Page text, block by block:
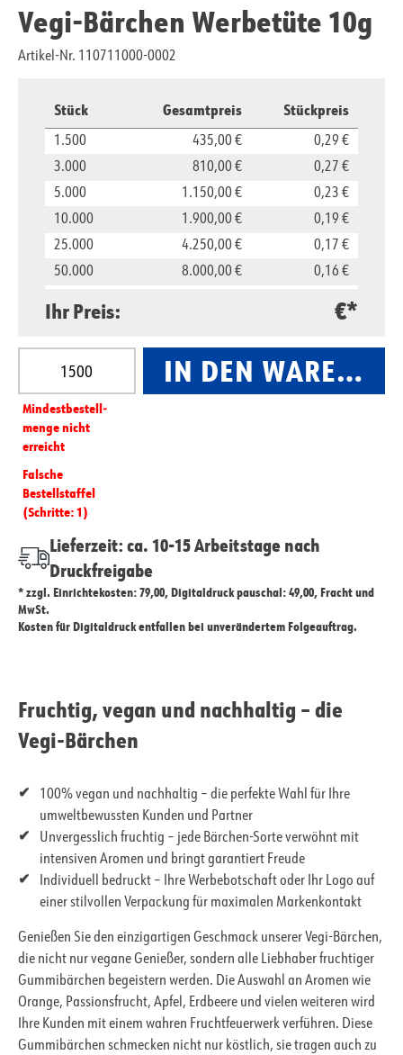
Vegi-Bärchen Werbetüte 10g
Artikel-Nr. 110711000-0002
Stück Gesamtpreis Stückpreis
1.500 435,00 €
0,29 €
3.000
810,00 €
0,27 €
5.000
1.150,00 €
0,23 €
10.000
1.900,00 €
0,19 €
25.000
4.250,00 €
0,17 €
50.000
8.000,00 €
0,16 €
Ihr Preis: €*
Produkt Anzahl: Gib den gewünschten Wert ein
Mindest­­bestell­­
menge nicht
erreicht
Falsche
Bestellstaffel
(Schritte: 1)
IN DEN
Lieferzeit: ca. 10-15 Arbeitstage nach
Druckfreigabe
* zzgl. Einrichtekosten: 79,00, Digitaldruck pauschal: 49,00, Fracht und
MwSt.
Kosten für Digitaldruck entfallen bei unverändertem Folgeauftrag.
Fruchtig, vegan und nachhaltig – die
Vegi-Bärchen
100% vegan und nachhaltig – die perfekte Wahl für Ihre
umweltbewussten Kunden und Partner
Unvergesslich fruchtig – jede Bärchen-Sorte verwöhnt mit
intensiven Aromen und bringt garantiert Freude
Individuell bedruckt – Ihre Werbebotschaft oder Ihr Logo auf
einer stilvollen Verpackung für maximalen Markenkontakt
Genießen Sie den einzigartigen Geschmack unserer Vegi-Bärchen,
die nicht nur vegane Genießer, sondern alle Liebhaber fruchtiger
Gummibärchen begeistern werden. Die Auswahl an Aromen wie
Orange, Passionsfrucht, Apfel, Erdbeere und vielen weiteren wird
Ihre Kunden mit einem wahren Fruchtfeuerwerk verführen. Diese
Gummibärchen schmecken nicht nur köstlich, sie tragen auch zu